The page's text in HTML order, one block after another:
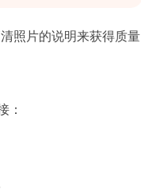
照片的说明来获得质量
：